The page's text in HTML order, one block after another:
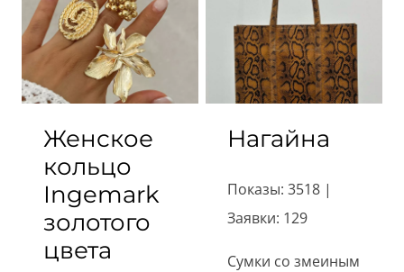
Женское
кольцо
Ingemark
золотого
цвета
Нагайна
Показы: 3518 |
Заявки: 129
Сумки со змеиным